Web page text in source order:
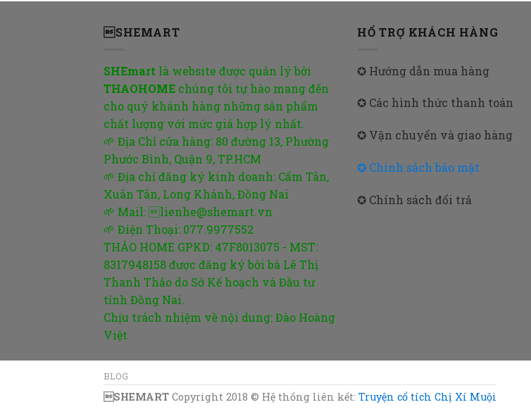
SHEMART
SHEmart là website được quản lý bởi
THAOHOME chúng tôi tự hào mang đến
cho quý khánh hàng những sản phẩm
chất lượng với mức giá hợp lý nhất.
🌱 Địa Chỉ cửa hàng: 80 đường 13, Phường
Phước Bình, Quận 9, TP.HCM
🌱 Địa chỉ đăng ký kinh doanh: Cẩm Tân,
Xuân Tân, Long Khánh, Đồng Nai
🌱 Mail: lienhe@shemart.vn
🌱 Điện Thoại: 077.9977552
THẢO HOME GPKD: 47F8013075 - MST:
8317948158 được đăng ký bởi bà Lê Thị
Thanh Thảo do Sở Kế hoạch và Đầu tư
tỉnh Đồng Nai.
Chịu trách nhiệm về nội dung: Đào Hoàng
Việt
HỔ TRỢ KHÁCH HÀNG
✪ Hướng dẫn mua hàng
✪ Các hình thức thanh toán
✪ Vận chuyển và giao hàng
✪ Chính sách bảo mật
✪ Chính sách đổi trả
BLOG
SHEMART Copyright 2018 © Hệ thống liên kết: Truyện cổ tích Chị Xí Muội